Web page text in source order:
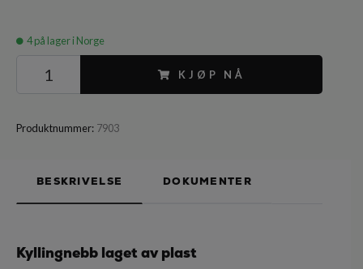
4på lager i Norge
KJØP NÅ
Produktnummer: 7903
BESKRIVELSE DOKUMENTER
Kyllingnebb laget av plast